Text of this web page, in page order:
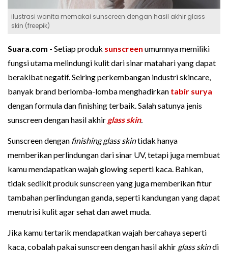
ilustrasi wanita memakai sunscreen dengan hasil akhir glass
skin (freepik)
Suara.com - Setiap produk sunscreen umumnya memiliki
fungsi utama melindungi kulit dari sinar matahari yang dapat
berakibat negatif. Seiring perkembangan industri skincare,
banyak brand berlomba-lomba menghadirkan tabir surya
dengan formula dan finishing terbaik. Salah satunya jenis
sunscreen dengan hasil akhir glass skin.
Sunscreen dengan finishing glass skintidak hanya
memberikan perlindungan dari sinar UV, tetapi juga membuat
kamu mendapatkan wajah glowing seperti kaca. Bahkan,
tidak sedikit produk sunscreen yang juga memberikan fitur
tambahan perlindungan ganda, seperti kandungan yang dapat
menutrisi kulit agar sehat dan awet muda.
Jika kamu tertarik mendapatkan wajah bercahaya seperti
kaca, cobalah pakai sunscreen dengan hasil akhir glass skindi